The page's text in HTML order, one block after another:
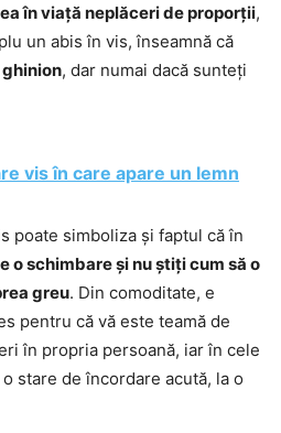
în viață neplăceri de proporții,
un abis în vis, înseamnă că
, dar numai dacă sunteți
vis în care apare un lemn
poate simboliza și faptul că în
o schimbare și nu știți cum să o
greu. Din comoditate, e
pentru că vă este teamă de
în propria persoană, iar în cele
stare de încordare acută, la o